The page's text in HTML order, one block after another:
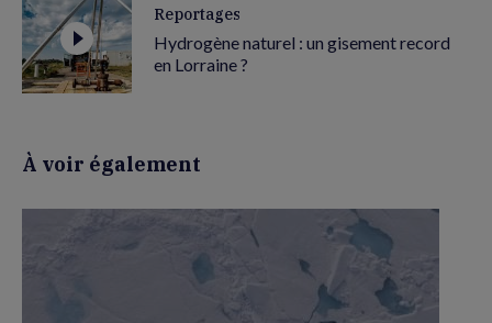
Reportages
Hydrogène naturel : un gisement record
en Lorraine ?
À voir également